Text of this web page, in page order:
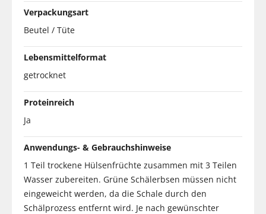
Verpackungsart
Beutel / Tüte
Lebensmittelformat
getrocknet
Proteinreich
Ja
Anwendungs- & Gebrauchshinweise
1 Teil trockene Hülsenfrüchte zusammen mit 3 Teilen
Wasser zubereiten. Grüne Schälerbsen müssen nicht
eingeweicht werden, da die Schale durch den
Schälprozess entfernt wird. Je nach gewünschter